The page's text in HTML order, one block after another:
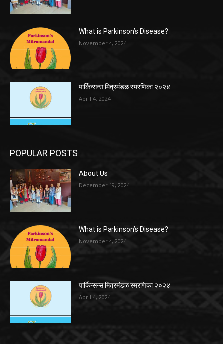
What is Parkinson’s Disease?
November 4, 2024
पार्किन्सन्स मित्रमंडळ स्मरणिका २०२४
April 4, 2024
POPULAR POSTS
About Us
December 19, 2024
What is Parkinson’s Disease?
November 4, 2024
पार्किन्सन्स मित्रमंडळ स्मरणिका २०२४
April 4, 2024